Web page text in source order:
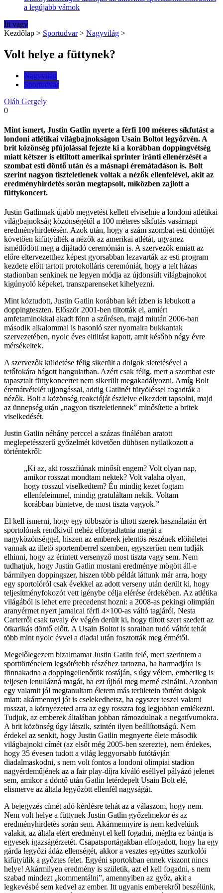
a legújabb vámok
Itt vagy
Kezdőlap > Sportudvar > Nagyvilág >
Volt helye a füttynek?
Nagyvilág
Sportudvar
Oláh Gergely
0
Mint ismert, Justin Gatlin nyerte a férfi 100 méteres síkfutást a
londoni atlétikai világbajnokságon Usain Boltot legyőzvén. A
brit közönség pfújolással fejezte ki a korábban doppingvétség
miatt kétszer is eltiltott amerikai sprinter iránti ellenérzését a
szombat esti döntő után és a másnapi éremátadáson is. Bolt
szerint nagyon tiszteletlenek voltak a nézők ellenfelével, akit az
eredményhirdetés során megtapsolt, miközben zajlott a
füttykoncert.
Justin Gatlinnak újabb megvetést kellett elviselnie a londoni atlétikai
világbajnokság közönségétől a 100 méteres síkfutás vasárnapi
eredményhirdetésén. Azok után, hogy a szám szombat esti döntőjét
követően kifütyülték a nézők az amerikai atlétát, ugyanez
ismétlődött meg a díjátadó ceremónián is. A szervezők emiatt az
előre eltervezetthez képest gyorsabban lezavarták az esti program
kezdete előtt tartott protokolláris ceremóniát, hogy a telt házas
stadionban senkinek ne legyen módja az újdonsült világbajnokot
kigúnyoló képeket, transzparenseket kihelyezni.
Mint köztudott, Justin Gatlin korábban két ízben is lebukott a
doppingteszten. Először 2001-ben tiltották el, amiért
amfetaminokkal akadt fönn a szűrésen, majd miután 2006-ban
második alkalommal is hasonló szer nyomaira bukkantak
szervezetében, nyolc éves eltiltást kapott, amit később négy évre
mérsékeltek.
A szervezők küldetése félig sikerült a dolgok sietetésével a
tetőfokára hágott hangulatban. Azért csak félig, mert a szombat este
tapasztalt füttykoncertet nem sikerült megakadályozni. Amíg Bolt
éremátvételét ujjongással, addig Gatlinét fütyöléssel fogadták a
nézők. Bolt a közönség reakcióját észlelve elkezdett tapsolni, majd
az ünnepség után „nagyon tiszteletlennek” minősítette a britek
viselkedését.
Justin Gatlin néhány perccel a százas fináléban aratott
meglepetésszerű győzelmét követően dühösen nyilatkozott a
történtekről:
„Ki az, aki rosszfiúnak minősít engem? Volt olyan nap,
amikor rosszat mondtam nektek? Volt valaha olyan,
hogy rosszul viselkedtem? Én mindig kezet fogtam
ellenfeleimmel, mindig gratuláltam nekik. Voltam
korábban büntetve, de most tiszta vagyok.”
El kell ismerni, hogy egy többször is tiltott szerek használatán ért
sportolónak rendkívül nehéz elfogadtatnia magát a
nagyközönséggel, hiszen az emberek jelentős részének előítéletei
vannak az illető sportemberrel szemben, egyszerűen nem tudják
elhinni, hogy az érintett versenyző most tiszta vagy sem. Nem
tudhatjuk, hogy Justin Gatlin mostani eredménye mögött áll-e
bármilyen doppingszer, hiszen több példát láttunk már arra, hogy
egy sportolóról csak évekkel az adott verseny után derült ki, hogy
teljesítményfokozót vett igénybe célja elérése érdekében. Az atlétika
világából is lehet erre precedenst hozni: a 2008-as pekingi olimpián
aranyérmet nyert jamaicai férfi 4×100-as váltó tagjáról, Nesta
Carterről csak tavaly év végén derült ki, hogy tiltott szert szedett az
ötkarikás döntő előtt. A Usain Boltot is soraiban tudó váltót tehát
több mint nyolc évvel a diadal után fosztották meg érmétől.
Megelőlegezem bizalmamat Justin Gatlin felé, mert szerintem a
sporttörténelem legsötétebb részéhez tartozna, ha harmadjára is
fönnakadna a doppingellenőrök rostáján, s úgy vélem, emberileg is
teljesen lenullázná magát, ha ezt újból meg merné csinálni. Azonban
egy valamit jól megtanultam életem más területein történt dolgok
miatt: akármennyi jót is cselekedhetsz, ha egyszer teszel valami
rosszat, a környezeted arra az egy rosszra fog legjobban emlékezni.
Tudjuk, az emberek általában jobban rámozdulnak a negatívumokra.
A brit közönség úgy látszik, szintén ilyen beállítottságú. Nem
érdekel az senkit, hogy Justin Gatlin megnyerte élete második
világbajnoki címét (az elsőt még 2005-ben szerezte), nem érdekes,
hogy 35 évesen tudott a világ leggyorsabb futótávján
diadalmaskodni, s nem volt fontos a londoni olimpiai stadion
nagyérdeműjének az a fair play-díjra kíváló eséllyel pályázó jelenet
sem, amikor a döntő után Gatlin letérdepelt Usain Bolt elé,
elismerve az általa legyőzött ellenfél nagyságát.
A bejegyzés címét adó kérdésre tehát az a válaszom, hogy nem.
Nem volt helye a füttynek Justin Gatlin győzelmekor és az
eredményhirdetés során sem. Akármennyire is nem kedvelünk
valakit, az általa elért eredményt el kell fogadni, mégha ez bántja is
egyesek igazságérzetét. Csapatsportágakban elfogadott, hogy ha egy
gárda legyőzi ádáz ellenségét, akkor a vesztes együttes szurkolói
kifütyülik a győztes felet. Egyéni sportokban ennek viszont nincs
helye! Akármilyen eredmény is születik, azt el kell fogadni, s nem
szabad mindezt „kommentálni”, amennyiben az győz, akit a
legkevésbé sem kedvel az ember. Itt ugyanis emberekről beszélünk,